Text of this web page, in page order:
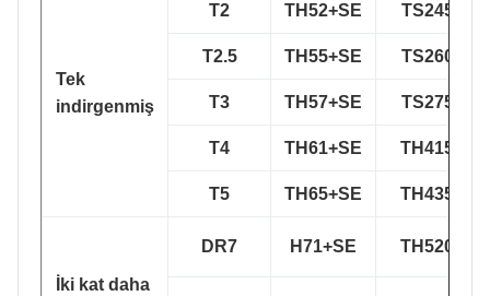
Tek
indirgenmiş
T2 TH52+SE TS245
T2.5 TH55+SE TS260
T3 TH57+SE TS275
T4 TH61+SE TH415
T5 TH65+SE TH435
İki kat daha
DR7 H71+SE TH520